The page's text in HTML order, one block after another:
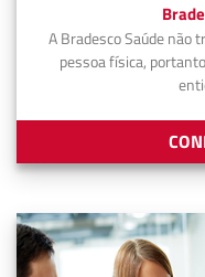
A Bradesco Saúde não
pessoa física,